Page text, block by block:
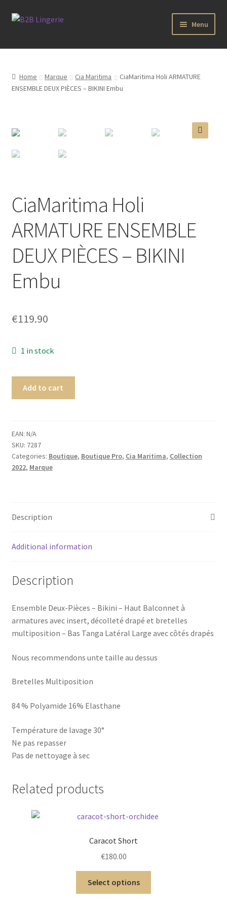
Aller
Aller
Menu
B2B Lingerie Site Officiel
Wholesale Registration Page
Boutique
Marques
Femme
Homme
Maillot de bain Femme
Home Marque Cia Maritima
CiaMaritima Holi ARMATURE
ENSEMBLE DEUX PIÈCES – BIKINI Embu
CiaMaritima Holi
ARMATURE ENSEMBLE
DEUX PIÈCES – BIKINI
Embu
€119.90
1 in stock
Add to cart
EAN: N/A
SKU: 7287
Categories: Boutique, Boutique Pro, Cia Maritima, Collection
2022, Marque
Description
Additional information
Description
Ensemble Deux-Pièces – Bikini – Haut Balconnet à
armatures avec insert, décolleté drapé et bretelles
multiposition – Bas Tanga Latéral Large avec côtés drapés
Nous recommendons unte taille au dessus
Bretelles Multiposition
84 % Polyamide 16% Elasthane
Température de lavage 30°
Ne pas repasser
Pas de nettoyage à sec
Related products
Caracot Short
€180.00
Select options